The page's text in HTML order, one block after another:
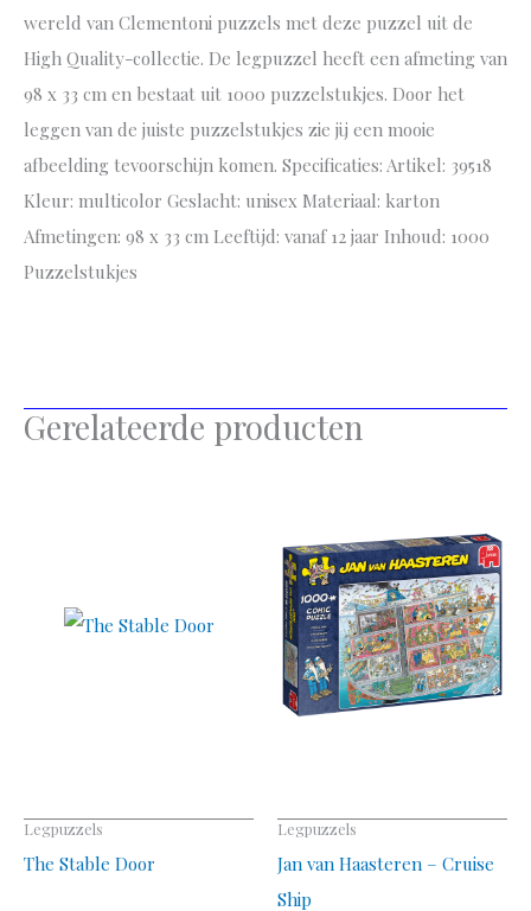
wereld van Clementoni puzzels met deze puzzel uit de
High Quality-collectie. De legpuzzel heeft een afmeting van
98 x 33 cm en bestaat uit 1000 puzzelstukjes. Door het
leggen van de juiste puzzelstukjes zie jij een mooie
afbeelding tevoorschijn komen. Specificaties: Artikel: 39518
Kleur: multicolor Geslacht: unisex Materiaal: karton
Afmetingen: 98 x 33 cm Leeftijd: vanaf 12 jaar Inhoud: 1000
Puzzelstukjes
Gerelateerde producten
Legpuzzels
The Stable Door
Legpuzzels
Jan van Haasteren – Cruise
Ship